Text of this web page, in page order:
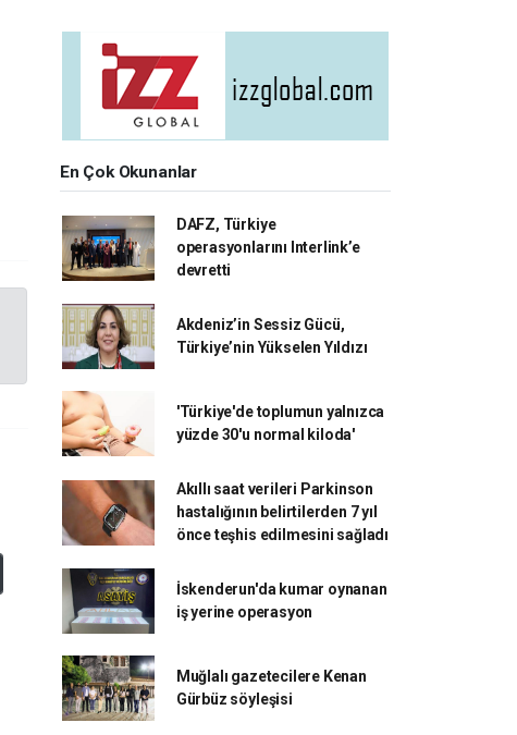
En Çok Okunanlar
DAFZ, Türkiye
operasyonlarını Interlink’e
devretti
Akdeniz’in Sessiz Gücü,
Türkiye’nin Yükselen Yıldızı
'Türkiye'de toplumun yalnızca
yüzde 30'u normal kiloda'
Akıllı saat verileri Parkinson
hastalığının belirtilerden 7 yıl
önce teşhis edilmesini sağladı
İskenderun'da kumar oynanan
iş yerine operasyon
Muğlalı gazetecilere Kenan
Gürbüz söyleşisi